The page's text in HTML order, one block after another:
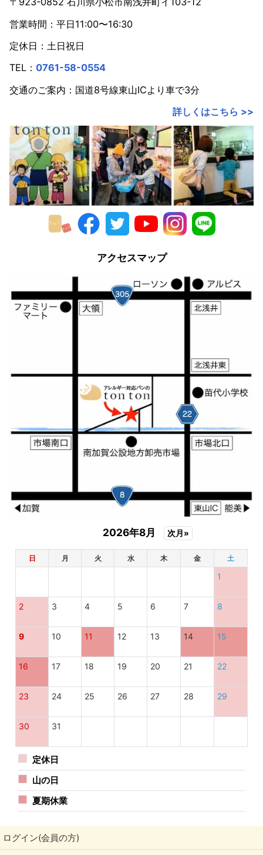
2021年
2020年
2019年
2018年
2016年
2015年
2014年
営業時間：平日11:00〜16:30
定休日：土日祝日
TEL： 0761-58-0554
交通のご案内：国道8号線東山ICより車で3分
詳しくはこちら >>
アクセスマップ
2026年8月 次月»
日 月 火 水 木 金 土
1
2 3 4 5 6 7 8
9 10 11 12 13 14 15
16 17 18 19 20 21 22
23 24 25 26 27 28 29
30 31
定休日
山の日
夏期休業
ログイン(会員の方)